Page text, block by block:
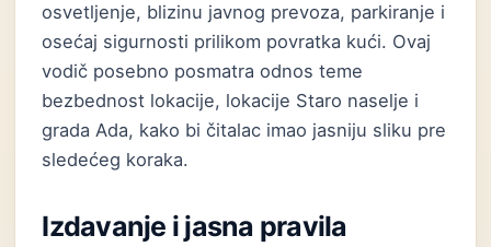
osvetljenje, blizinu javnog prevoza, parkiranje i
osećaj sigurnosti prilikom povratka kući. Ovaj
vodič posebno posmatra odnos teme
bezbednost lokacije, lokacije Staro naselje i
grada Ada, kako bi čitalac imao jasniju sliku pre
sledećeg koraka.
Izdavanje i jasna pravila